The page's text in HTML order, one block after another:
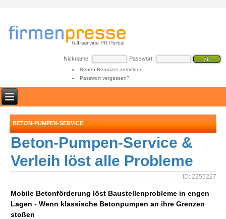
Nickname: Passwort:
Neuen Benutzer anmelden
Passwort vergessen?
BETON-PUMPEN-SERVICE
Beton-Pumpen-Service &
Verleih löst alle Probleme
ID: 2255227
Mobile Betonförderung löst Baustellenprobleme in engen
Lagen - Wenn klassische Betonpumpen an ihre Grenzen
stoßen